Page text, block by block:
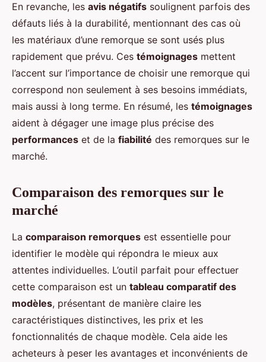
En revanche, les avis négatifs soulignent parfois des
défauts liés à la durabilité, mentionnant des cas où
les matériaux d’une remorque se sont usés plus
rapidement que prévu. Ces témoignages mettent
l’accent sur l’importance de choisir une remorque qui
correspond non seulement à ses besoins immédiats,
mais aussi à long terme. En résumé, les témoignages
aident à dégager une image plus précise des
performances et de la fiabilité des remorques sur le
marché.
Comparaison des remorques sur le
marché
La comparaison remorques est essentielle pour
identifier le modèle qui répondra le mieux aux
attentes individuelles. L’outil parfait pour effectuer
cette comparaison est un tableau comparatif des
modèles, présentant de manière claire les
caractéristiques distinctives, les prix et les
fonctionnalités de chaque modèle. Cela aide les
acheteurs à peser les avantages et inconvénients de